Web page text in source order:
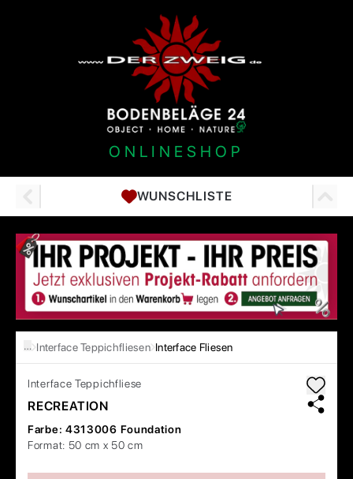
ONLINESHOP
WUNSCHLISTE
… Interface Teppichfliesen Interface Fliesen
Interface Teppichfliese
RECREATION
Farbe: 4313006 Foundation
Format: 50 cm x 50 cm